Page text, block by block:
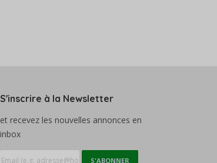
S'inscrire à la Newsletter
et recevez les nouvelles annonces en
inbox